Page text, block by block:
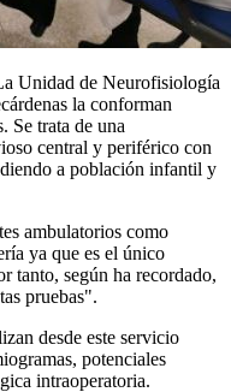
Unidad de Neurofisiología
la conforman
Se trata de una
central y periférico con
a población infantil y
ambulatorios como
ya que es el único
tanto, según ha recordado,
pruebas".
desde este servicio
potenciales
intraoperatoria.